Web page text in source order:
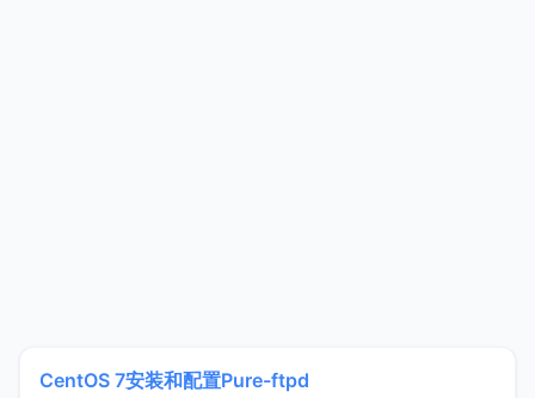
CentOS 7安装和配置Pure-ftpd